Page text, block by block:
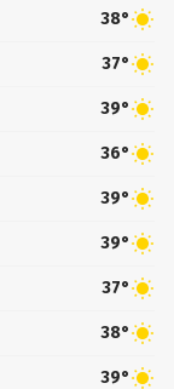
38°
37°
39°
36°
39°
39°
37°
38°
39°